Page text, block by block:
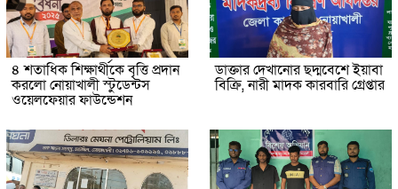
৪ শতাধিক শিক্ষার্থীকে বৃত্তি প্রদান
করলো নোয়াখালী স্টুডেন্টস
ওয়েলফেয়ার ফাউন্ডেশন
ডাক্তার দেখানোর ছদ্মবেশে ইয়াবা
বিক্রি, নারী মাদক কারবারি গ্রেপ্তার